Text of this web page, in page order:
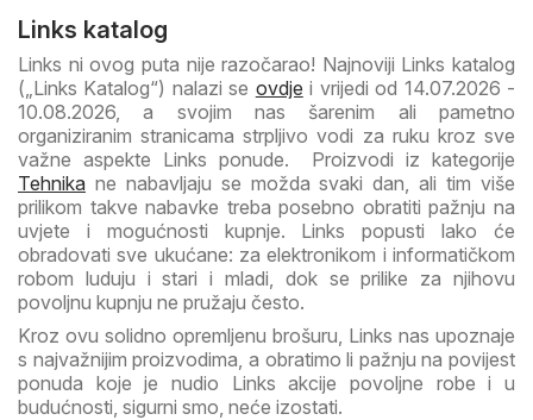
Links katalog
Links ni ovog puta nije razočarao! Najnoviji Links katalog
(„Links Katalog“) nalazi se ovdje i vrijedi od 14.07.2026 -
10.08.2026, a svojim nas šarenim ali pametno
organiziranim stranicama strpljivo vodi za ruku kroz sve
važne aspekte Links ponude. Proizvodi iz kategorije
Tehnika ne nabavljaju se možda svaki dan, ali tim više
prilikom takve nabavke treba posebno obratiti pažnju na
uvjete i mogućnosti kupnje. Links popusti lako će
obradovati sve ukućane: za elektronikom i informatičkom
robom luduju i stari i mladi, dok se prilike za njihovu
povoljnu kupnju ne pružaju često.
Kroz ovu solidno opremljenu brošuru, Links nas upoznaje
s najvažnijim proizvodima, a obratimo li pažnju na povijest
ponuda koje je nudio Links akcije povoljne robe i u
budućnosti, sigurni smo, neće izostati.